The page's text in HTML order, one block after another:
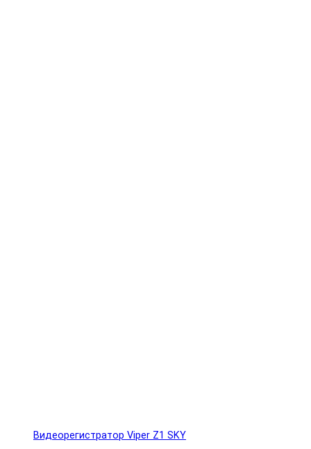
Видеорегистратор Viper Z1 SKY